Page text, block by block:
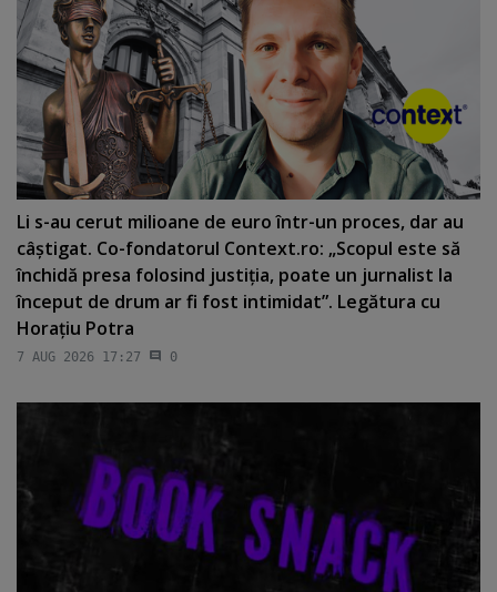
Li s-au cerut milioane de euro într-un proces, dar au
câştigat. Co-fondatorul Context.ro: „Scopul este să
închidă presa folosind justiţia, poate un jurnalist la
început de drum ar fi fost intimidat”. Legătura cu
Horaţiu Potra
7 AUG 2026 17:27 0